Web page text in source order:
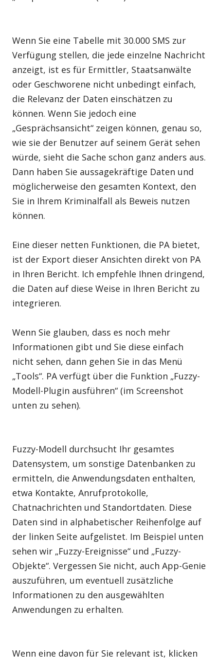
Wenn Sie eine Tabelle mit 30.000 SMS zur
Verfügung stellen, die jede einzelne Nachricht
anzeigt, ist es für Ermittler, Staatsanwälte
oder Geschworene nicht unbedingt einfach,
die Relevanz der Daten einschätzen zu
können. Wenn Sie jedoch eine
„Gesprächsansicht“ zeigen können, genau so,
wie sie der Benutzer auf seinem Gerät sehen
würde, sieht die Sache schon ganz anders aus.
Dann haben Sie aussagekräftige Daten und
möglicherweise den gesamten Kontext, den
Sie in Ihrem Kriminalfall als Beweis nutzen
können.
Eine dieser netten Funktionen, die PA bietet,
ist der Export dieser Ansichten direkt von PA
in Ihren Bericht. Ich empfehle Ihnen dringend,
die Daten auf diese Weise in Ihren Bericht zu
integrieren.
Wenn Sie glauben, dass es noch mehr
Informationen gibt und Sie diese einfach
nicht sehen, dann gehen Sie in das Menü
„Tools“. PA verfügt über die Funktion „Fuzzy-
Modell-Plugin ausführen“ (im Screenshot
unten zu sehen).
Fuzzy-Modell durchsucht Ihr gesamtes
Datensystem, um sonstige Datenbanken zu
ermitteln, die Anwendungsdaten enthalten,
etwa Kontakte, Anrufprotokolle,
Chatnachrichten und Standortdaten. Diese
Daten sind in alphabetischer Reihenfolge auf
der linken Seite aufgelistet. Im Beispiel unten
sehen wir „Fuzzy-Ereignisse“ und „Fuzzy-
Objekte“. Vergessen Sie nicht, auch App-Genie
auszuführen, um eventuell zusätzliche
Informationen zu den ausgewählten
Anwendungen zu erhalten.
Wenn eine davon für Sie relevant ist, klicken